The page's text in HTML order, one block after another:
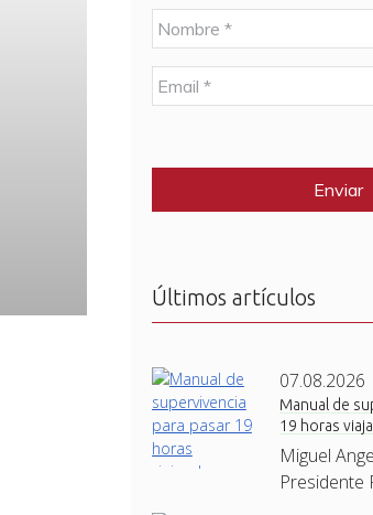
N
o
m
b
r
E
m
l
Últimos artículos
07.08.2026
Manual de
19 horas
Miguel
Presidente